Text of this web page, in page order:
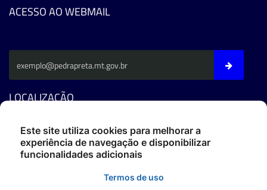
ACESSO AO WEBMAIL
LOCALIZAÇÃO
Av. Fernando C. Da Costa - CEP: 78795-000 - Pedra Preta/MT
Fone: (66) 3486-4400
ouvidoria@pedrapreta.mt.gov.br
Este site utiliza cookies para melhorar a
experiência de navegação e disponibilizar
funcionalidades adicionais
Termos de uso